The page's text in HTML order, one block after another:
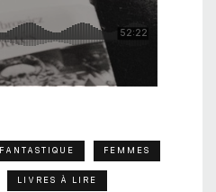
FANTASTIQUE FEMMES
LIVRES À LIRE